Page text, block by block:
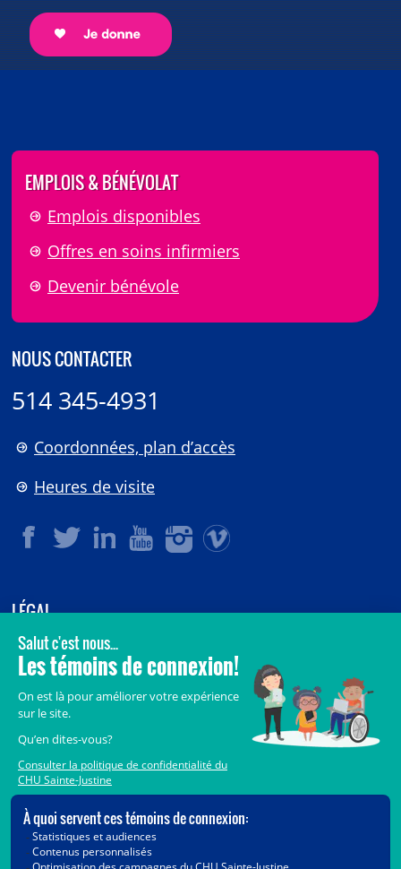
EMPLOIS & BÉNÉVOLAT
Emplois disponibles
Offres en soins infirmiers
Devenir bénévole
NOUS CONTACTER
514 345-4931
Coordonnées, plan d’accès
Heures de visite
LÉGAL
© 2006-2026CHU Sainte-Justine.
Tous droits réservés.
Crédits
Accès aux documents des organismes publics